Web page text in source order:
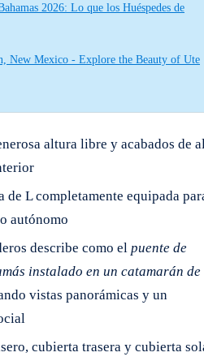
2026: Lo que los Huéspedes de
New Mexico - Explore the Beauty of Ute
altura libre y acabados de
de L completamente equipada
autónomo
describe como el puente de
instalado en un catamarán de
vistas panorámicas y un
cubierta trasera y cubierta